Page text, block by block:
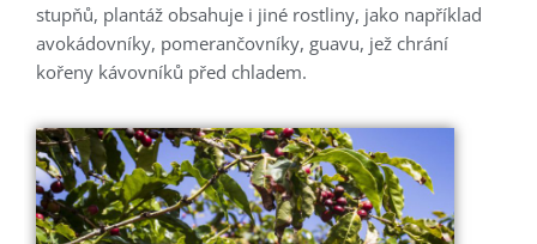
stupňů, plantáž obsahuje i jiné rostliny, jako například
avokádovníky, pomerančovníky, guavu, jež chrání
kořeny kávovníků před chladem.